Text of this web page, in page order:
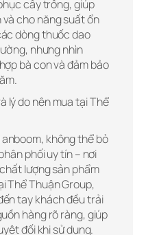
cây trồng, giúp
cho năng suất ổn
dòng thuốc dao
nhưng nhìn
bà con và đảm bảo
lý do nên mua tại Thể
không thể bỏ
phối uy tín – nơi
lượng sản phẩm
Thể Thuận Group,
tay khách đều trải
hàng rõ ràng, giúp
đối khi sử dụng.